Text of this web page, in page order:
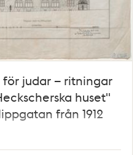
för judar – ritningar
huset"
från 1912